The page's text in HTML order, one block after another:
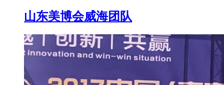
山东美博会威海团队